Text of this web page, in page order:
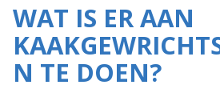
WAT IS ER AAN
N TE DOEN?